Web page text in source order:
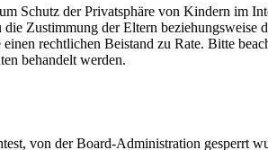
Schutz der Privatsphäre von Kindern im
Zustimmung der Eltern beziehungsweise
rechtlichen Beistand zu Rate. Bitte
behandelt werden.
von der Board-Administration gesperrt